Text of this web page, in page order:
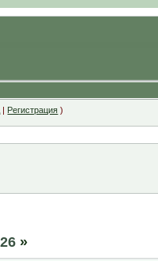
| Регистрация )
»